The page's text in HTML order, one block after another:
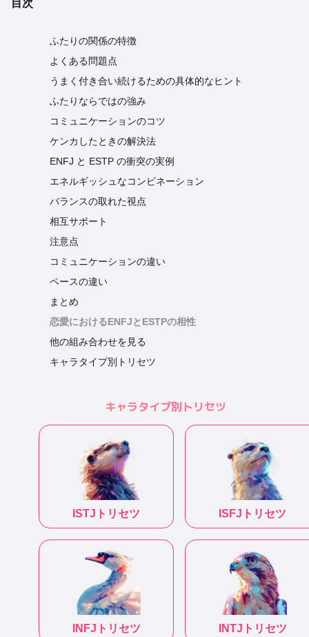
目次
ふたりの関係の特徴
よくある問題点
うまく付き合い続けるための具体的なヒント
ふたりならではの強み
コミュニケーションのコツ
ケンカしたときの解決法
ENFJ と ESTP の衝突の実例
エネルギッシュなコンビネーション
バランスの取れた視点
相互サポート
注意点
コミュニケーションの違い
ペースの違い
まとめ
恋愛におけるENFJとESTPの相性
他の組み合わせを見る
キャラタイプ別トリセツ
キャラタイプ別トリセツ
ISTJ トリセツ ISFJ トリセツ
INFJ トリセツ INTJ トリセツ